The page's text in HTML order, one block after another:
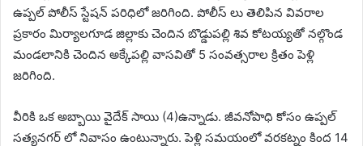
ఉప్పల్ పోలీస్ స్టేషన్ పరిధిలో జరిగింది. పోలీస్ లు తెలిపిన వివరాల
ప్రకారం మిర్యాలగూడ జిల్లాకు చెందిన బొడ్డుపల్లి శివ కోటయ్యతో నల్గొండ
మండలానికి చెందిన అక్కేపల్లి వాసవితో 5 సంవత్సరాల క్రితం పెళ్లి
జరిగింది.
వీరికి ఒక అబ్బాయి వైదేక్ సాయి (4)ఉన్నాడు. జీవనోపాధి కోసం ఉప్పల్
సత్యనగర్ లో నివాసం ఉంటున్నారు. పెళ్లి సమయంలో వరకట్నం కింద 14